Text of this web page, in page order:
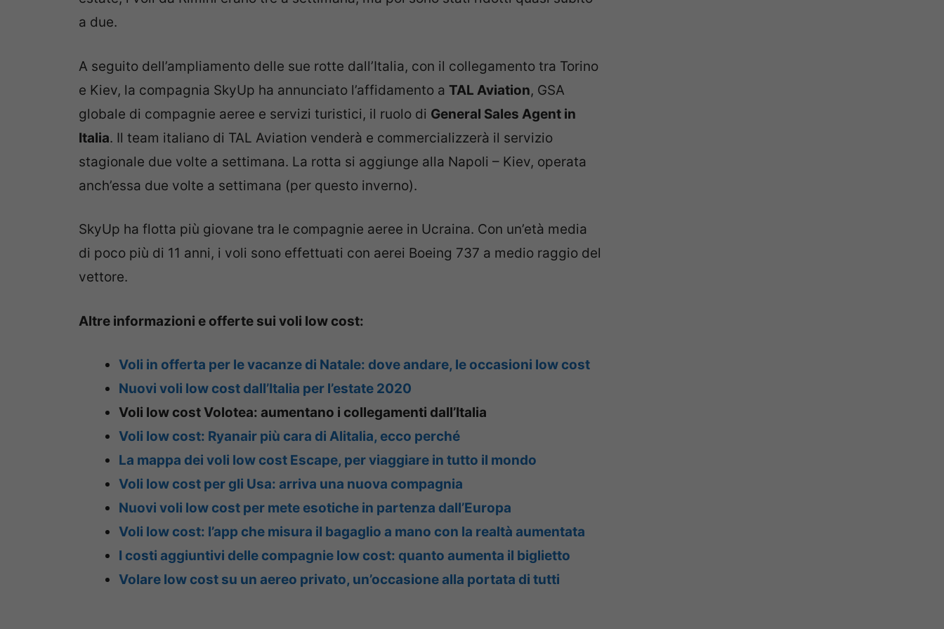
a due.
A seguito dell’ampliamento delle sue rotte dall’Italia, con il collegamento tra Torino
e Kiev, la compagnia SkyUp ha annunciato l’affidamento a TAL Aviation, GSA
globale di compagnie aeree e servizi turistici, il ruolo di General Sales Agent in
Italia. Il team italiano di TAL Aviation venderà e commercializzerà il servizio
stagionale due volte a settimana. La rotta si aggiunge alla Napoli – Kiev, operata
anch’essa due volte a settimana (per questo inverno).
SkyUp ha flotta più giovane tra le compagnie aeree in Ucraina. Con un’età media
di poco più di 11 anni, i voli sono effettuati con aerei Boeing 737 a medio raggio del
vettore.
Altre informazioni e offerte sui voli low cost:
Voli in offerta per le vacanze di Natale: dove andare, le occasioni low cost
Nuovi voli low cost dall’Italia per l’estate 2020
Voli low cost Volotea: aumentano i collegamenti dall’Italia
Voli low cost: Ryanair più cara di Alitalia, ecco perché
La mappa dei voli low cost Escape, per viaggiare in tutto il mondo
Voli low cost per gli Usa: arriva una nuova compagnia
Nuovi voli low cost per mete esotiche in partenza dall’Europa
Voli low cost: l’app che misura il bagaglio a mano con la realtà aumentata
I costi aggiuntivi delle compagnie low cost: quanto aumenta il biglietto
Volare low cost su un aereo privato, un’occasione alla portata di tutti